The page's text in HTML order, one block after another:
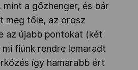
a gőzhenger, és bár
meg tőle, az orosz
az újabb pontokat (két
fiúnk rendre lemaradt
így hamarabb ért